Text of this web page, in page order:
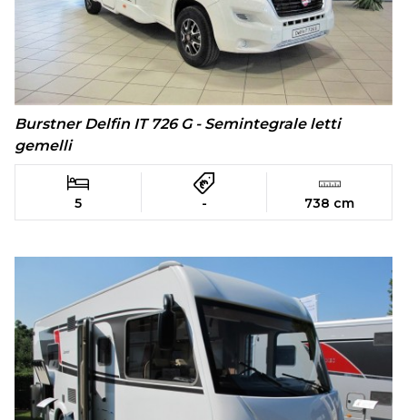
Burstner Delfin IT 726 G - Semintegrale letti
gemelli
5 - 738 cm